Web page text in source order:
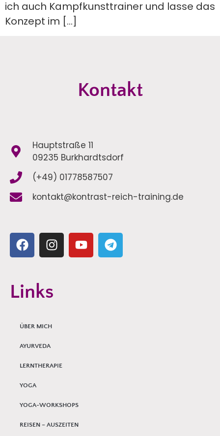
ich auch Kampfkunsttrainer und lasse das
Konzept im […]
Kontakt
Hauptstraße 11
09235 Burkhardtsdorf
(+49) 01778587507
kontakt@kontrast-reich-training.de
Links
ÜBER MICH
AYURVEDA
LERNTHERAPIE
YOGA
YOGA-WORKSHOPS
REISEN – AUSZEITEN